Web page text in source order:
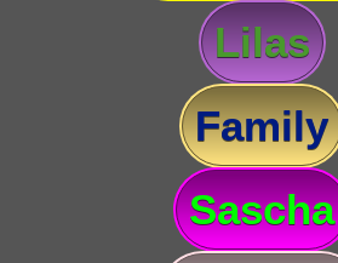
Lilas
Family
Sascha